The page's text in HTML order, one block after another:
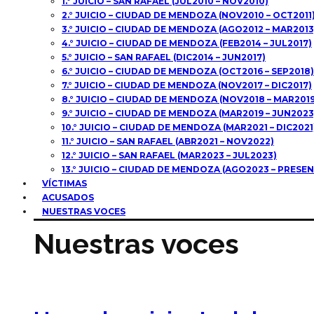
2.° JUICIO – CIUDAD DE MENDOZA (NOV2010 – OCT2011)
3.° JUICIO – CIUDAD DE MENDOZA (AGO2012 –
4.° JUICIO – CIUDAD DE MENDOZA (FEB2014 – JUL2017)
5.° JUICIO – SAN RAFAEL (DIC2014 – JUN2017)
6.° JUICIO – CIUDAD DE MENDOZA (OCT2016 – SEP2018)
7.° JUICIO – CIUDAD DE MENDOZA (NOV2017 – DIC2017)
8.° JUICIO – CIUDAD DE MENDOZA (NOV2018 –
9.° JUICIO – CIUDAD DE MENDOZA (MAR2019 –
10.° JUICIO – CIUDAD DE MENDOZA (MAR2021 –
11.° JUICIO – SAN RAFAEL (ABR2021 – NOV2022)
12.° JUICIO – SAN RAFAEL (MAR2023 – JUL2023)
13.° JUICIO – CIUDAD DE MENDOZA (AGO2023 –
VÍCTIMAS
ACUSADOS
NUESTRAS VOCES
Nuestras voces